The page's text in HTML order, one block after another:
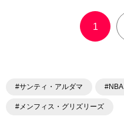
1
#サンティ・アルダマ #NBA
#メンフィス・グリズリーズ